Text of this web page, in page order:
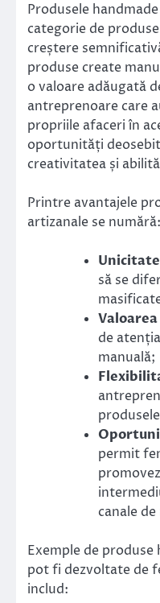
Produsele
categorie de
creștere
produse create
o valoare adăugată
antreprenoare care
propriile afaceri în
oportunități
creativitatea și
Printre avantajele
artizanale se numără:
să se
de
manuală;
permit
canale
Exemple de produse
pot fi dezvoltate de
includ: